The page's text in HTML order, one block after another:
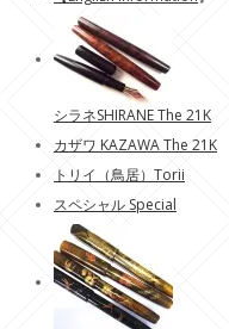
シラネSHIRANE The 21K
カザワ KAZAWA The 21K
トリイ（鳥居）Torii
スペシャル Special